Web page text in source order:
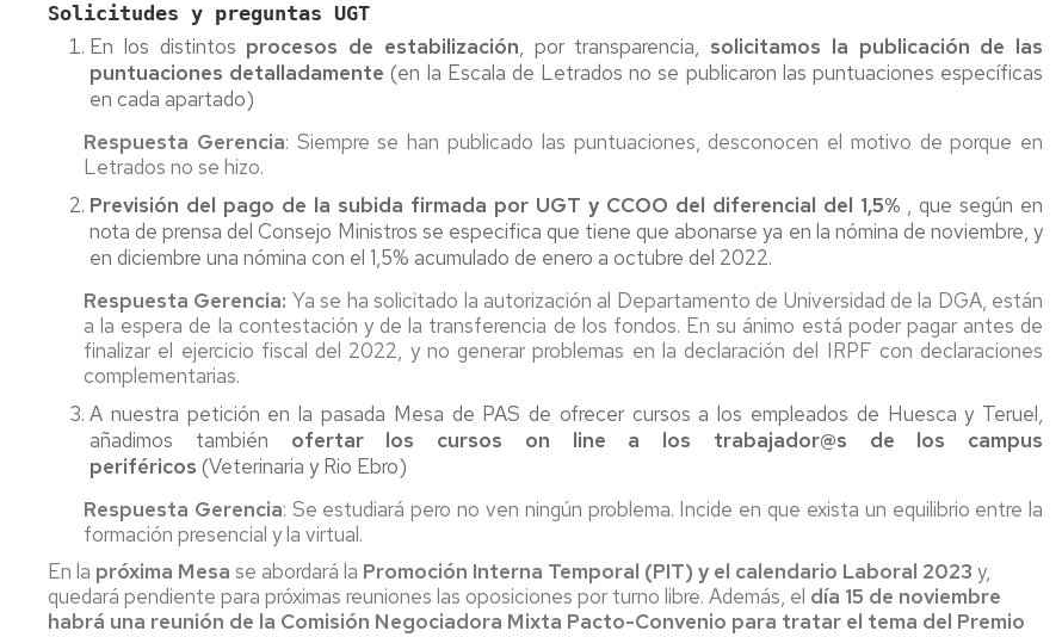
Solicitudes y preguntas UGT
En los distintos procesos de estabilización, por transparencia, solicitamos la publicación de las
puntuaciones detalladamente(en la Escala de Letrados no se publicaron las puntuaciones específicas
en cada apartado)
Respuesta Gerencia: Siempre se han publicado las puntuaciones, desconocen el motivo de porque en
Letrados no se hizo.
Previsión del pago de la subida firmada por UGT y CCOO del diferencial del 1,5% , que según en
nota de prensa del Consejo Ministros se especifica que tiene que abonarse ya en la nómina de noviembre, y
en diciembre una nómina con el 1,5% acumulado de enero a octubre del 2022.
Respuesta Gerencia: Ya se ha solicitado la autorización al Departamento de Universidad de la DGA, están
a la espera de la contestación y de la transferencia de los fondos. En su ánimo está poder pagar antes de
finalizar el ejercicio fiscal del 2022, y no generar problemas en la declaración del IRPF con declaraciones
complementarias.
A nuestra petición en la pasada Mesa de PAS de ofrecer cursos a los empleados de Huesca y Teruel,
añadimos también ofertar los cursos on line a los trabajador@s de los campus
periféricos (Veterinaria y Rio Ebro)
Respuesta Gerencia: Se estudiará pero no ven ningún problema. Incide en que exista un equilibrio entre la
formación presencial y la virtual.
En la próxima Mesa se abordará la Promoción Interna Temporal (PIT) y el calendario Laboral 2023 y,
quedará pendiente para próximas reuniones las oposiciones por turno libre. Además, el día 15 de noviembre
habrá una reunión de la Comisión Negociadora Mixta Pacto-Convenio para tratar el tema del Premio